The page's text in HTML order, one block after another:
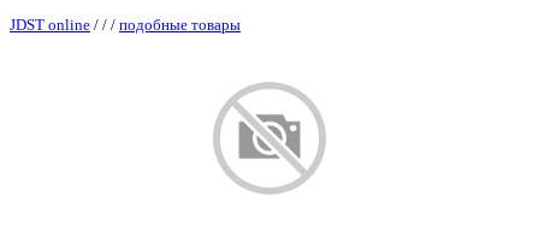
JDST online / / / подобные товары